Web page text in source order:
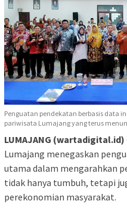
Penguatan pendekatan berbasis data
pariwisata Lumajang yang terus
LUMAJANG (wartadigital.id)
Lumajang menegaskan
utama dalam mengarahkan
tidak hanya tumbuh, tetapi
perekonomian masyarakat.